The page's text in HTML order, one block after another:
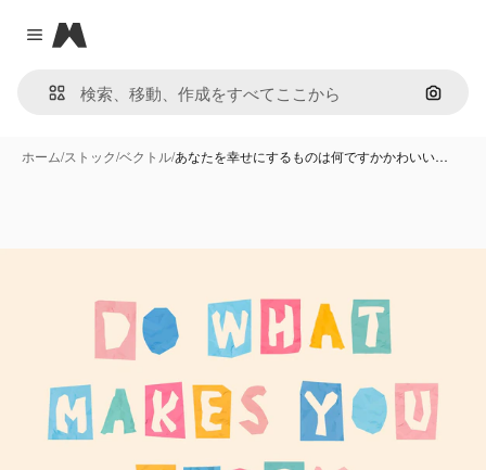
Close menu
Magnific
画像で
ホーム/ストック/ベクトル/あなたを幸せにするものは何ですかかわいい…